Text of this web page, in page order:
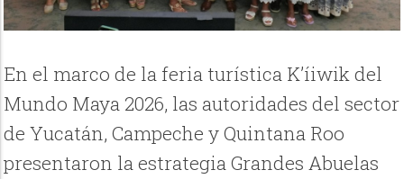
En el marco de la feria turística K’íiwik del
Mundo Maya 2026, las autoridades del sector
de Yucatán, Campeche y Quintana Roo
presentaron la estrategia Grandes Abuelas